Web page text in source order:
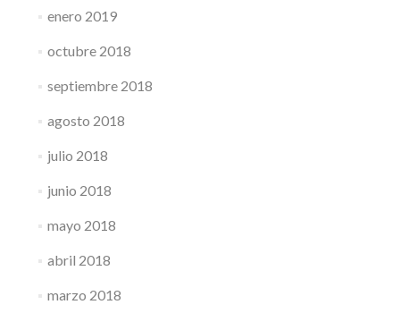
enero 2019
octubre 2018
septiembre 2018
agosto 2018
julio 2018
junio 2018
mayo 2018
abril 2018
marzo 2018